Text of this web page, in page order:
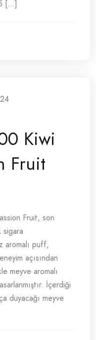
[...]
Kiwi
Fruit
Fruit, son
sigara
aromalı puff,
açısından
meyve aromalı
İçerdiği
duyacağı meyve